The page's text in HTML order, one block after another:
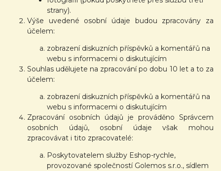
strany).
Výše uvedené osobní údaje budou zpracovány za
účelem:
zobrazení diskuzních příspěvků a komentářů na
webu s informacemi o diskutujícím
Souhlas udělujete na zpracování po dobu 10 let a to za
účelem:
zobrazení diskuzních příspěvků a komentářů na
webu s informacemi o diskutujícím
Zpracování osobních údajů je prováděno Správcem
osobních údajů, osobní údaje však mohou
zpracovávat i tito zpracovatelé:
Poskytovatelem služby Eshop-rychle,
provozované společností Golemos s.r.o., sídlem